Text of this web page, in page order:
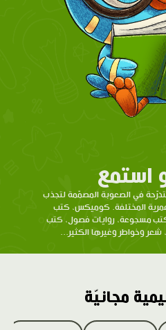
استمع
في الصعوبة المصمّمة لتجذب
المختلفة. كوميكس، كتب
مسجوعة، روايات فصول، كتب
وخواطر وغيرها الكثير...
مجانيّة